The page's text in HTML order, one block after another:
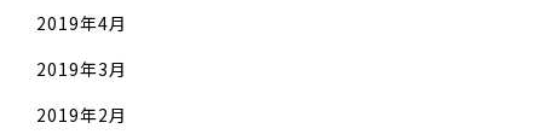
2019年4月
2019年3月
2019年2月